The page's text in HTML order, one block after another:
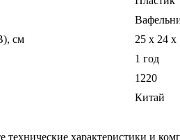
см
25 x 24 x
1 год
1220
Китай
технические характеристики и